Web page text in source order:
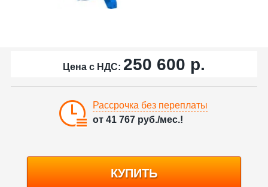
Цена с НДС: 250 600 р.
Рассрочка без переплаты
от 41 767 руб./мес.!
КУПИТЬ